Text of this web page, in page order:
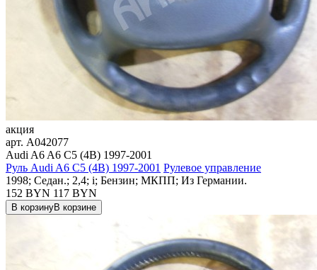
акция
арт. A042077
Audi A6 A6 C5 (4B) 1997-2001
Руль Audi A6 C5 (4B) 1997-2001 Рулевое управление
1998; Седан.; 2,4; i; Бензин; МКПП; Из Германии.
152 BYN 117 BYN
В корзинуВ корзине